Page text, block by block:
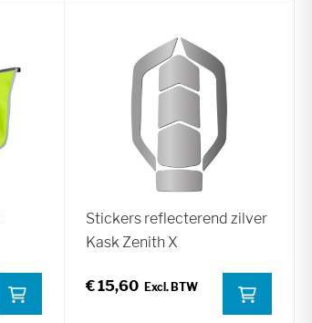
Stickers reflecterend zilver
Kask Zenith X
€ 15,60